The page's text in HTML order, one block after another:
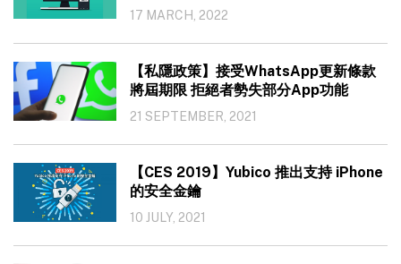
17 MARCH, 2022
【私隱政策】接受WhatsApp更新條款
將屆期限 拒絕者勢失部分App功能
21 SEPTEMBER, 2021
【CES 2019】Yubico 推出支持 iPhone
的安全金鑰
10 JULY, 2021